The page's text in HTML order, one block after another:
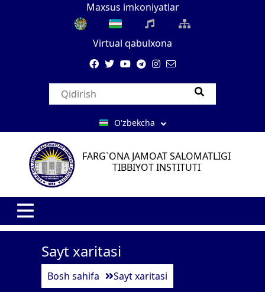
Maxsus imkoniyatlar
Virtual qabulxona
O'zbekcha
FARG`ONA JAMOAT SALOMATLIGI
TIBBIYOT INSTITUTI
Sayt xaritasi
Bosh sahifa Sayt xaritasi